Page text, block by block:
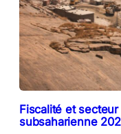
Fiscalité et
subsaharienne